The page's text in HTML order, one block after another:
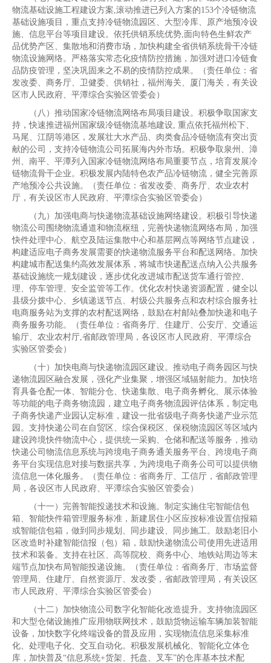
物流基础设施工程建设方案,滚动推进已列入方案的153个冷链物流
基础设施项目，重点支持冷链物流园区、大型冷库、原产地预冷设
施、信息平台等项目建设。依托供销系统优势,面向特色生鲜农产
品优势产区、集散地和消费市场，加快构建全省供销系统骨干冷链
物流设施网络。严格落实常态化疫情防控措施，加强对进口冷链食
品防疫管理，坚决巩固来之不易的疫情防控成果。（责任单位：省
发改委、商务厅、卫健委、供销社，福州海关、厦门海关，有关设
区市人民政府、平潭综合实验区管委会）
（八）推动国家冷链物流网络布局项目建设。积极争取国家支
持，快速推进福州国家级冷链物流基地建设, 重点依托福州松下、
马尾、江阴等港区，发展壮大水产品、肉类食品冷链物流有突出贡
献的公司，支持冷链物流公司拓展海内外市场。积极争取泉州、漳
州、南平、平潭列入国家冷链物流网络布局重要节点，培育发展冷
链物流骨干企业。积极发展内陆特色农产品冷链物流，健全完善原
产地预冷公共设施。（责任单位：省发改委、商务厅、农业农村
厅，有关设区市人民政府、平潭综合实验区管委会）
（九）加强电商与快递物流基础设施网络建设。积极引导快递
物流公司围绕物流通道和物流枢纽，完善快递物流网络布局，加强
快件处理中心、航空及陆运集散中心和基层网点等网络节点建设，
构建适应电子商务发展需要的快递物流服务平台和配送网络。加快
构建城市配送集约高效发展体系，将城市快递配送点纳入公共服务
基础设施统一规划建设，逐步优化改进城市配送货车通行管控、
理、停车管理、安全监管等工作。优化农村快递资源配置，健全以
县级分拨中心、乡镇递送节点、村级公共服务点和农村综合服务社
电商服务站为支撑的农村配送网络，鼓励在村邮站叠加快递和电子
商务服务功能。（责任单位：省商务厅、住建厅、公安厅、交通运
输厅、农业农村厅,省邮政管理局，各设区市人民政府、平潭综合
实验区管委会）
（十）加快电商与快递物流园区建设。推动电子商务园区与快
递物流园区融合发展，强化产业集聚，增强区域辐射能力。加快培
育具备仓配一体、智能分仓、快递集散、电子商务孵化、展示体验
等功能的电子商务物流园，建立电子商务物流园评估体系，制定电
子商务快递产业园认定标准，建设一批省级电子商务快递产业示范
园。支持快递公司在自贸区、综合保税区、保税物流园区等区域内
建设跨境快件物流中心，提供统一采购、仓储和配送等服务，推动
快递公司物流信息系统与跨境电子商务通关服务平台、跨境电子商
务平台实现信息对接与数据共享，为跨境电子商务公司可以提供物
流信息一体化服务。（责任单位：省商务厅、工信厅，省邮政管理
局，各设区市人民政府、平潭综合实验区管委会）
（十一）完善智能投递技术和设施。制定实施住宅智能信包
箱、智能快件箱管理服务标准，新建居住小区应按标准设置信报箱
或智能信包箱，做到同步规划、同步建设、同步施工。鼓励老旧小
区改造时补建智能信报（包）箱，鼓励快递物流公司使用先进适用
技术和装备。支持在社区、高等院校、商务中心、地铁站周边等末
端节点加快布局智能投递设施。（责任单位：省商务厅、市场监督
管理局、住建厅、自然资源厅、发改委，省邮政管理局，有关设区
市人民政府、平潭综合实验区管委会）
（十二）加快物流公司数字化智能化改造提升。支持物流园区
和大型仓储设施推广应用物联网技术，鼓励货物运输车辆加装智能
设备，加快数字化终端设备的普及应用，实现物流信息采集标准
化、处理电子化、交互自动化。积极发展机械化、智能化立体仓
库，加快普及“信息系统+货架、托盘、叉车”的仓库基本技术配